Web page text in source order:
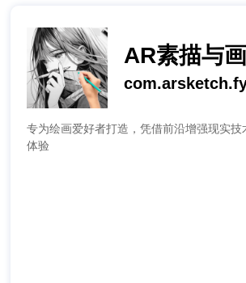
AR素描与
专为绘画爱好者打造，凭借前沿增强现实
体验